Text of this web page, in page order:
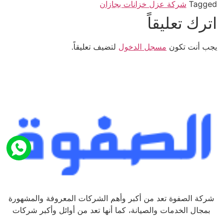
Tagged شركة عزل خزانات بجازان
اترك تعليقاً
يجب أنت تكون مسجل الدخول لتضيف تعليقاً.
شركة الصفوة تعد من أكبر وأهم الشركات المعروفة والمشهورة
بمجال الخدمات والصيانة، كما أنها تعد من أوائل وأكبر شركات